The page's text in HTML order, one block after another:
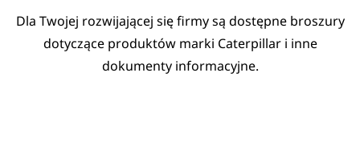
Dla Twojej rozwijającej się firmy są dostępne broszury
dotyczące produktów marki Caterpillar i inne
dokumenty informacyjne.